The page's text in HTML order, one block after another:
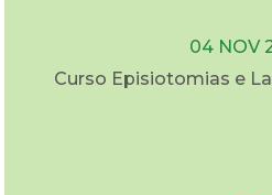
04 NOV
Curso Episiotomias e